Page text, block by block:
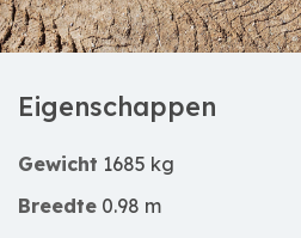
Eigenschappen
Gewicht 1685 kg
Breedte 0.98 m